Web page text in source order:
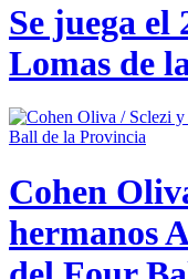
Se juega el
Lomas de
Cohen
hermanos